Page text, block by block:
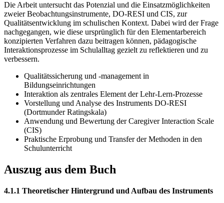
Die Arbeit untersucht das Potenzial und die Einsatzmöglichkeiten
zweier Beobachtungsinstrumente, DO-RESI und CIS, zur
Qualitätsentwicklung im schulischen Kontext. Dabei wird der Frage
nachgegangen, wie diese ursprünglich für den Elementarbereich
konzipierten Verfahren dazu beitragen können, pädagogische
Interaktionsprozesse im Schulalltag gezielt zu reflektieren und zu
verbessern.
Qualitätssicherung und -management in
Bildungseinrichtungen
Interaktion als zentrales Element der Lehr-Lern-Prozesse
Vorstellung und Analyse des Instruments DO-RESI
(Dortmunder Ratingskala)
Anwendung und Bewertung der Caregiver Interaction Scale
(CIS)
Praktische Erprobung und Transfer der Methoden in den
Schulunterricht
Auszug aus dem Buch
4.1.1 Theoretischer Hintergrund und Aufbau des Instruments